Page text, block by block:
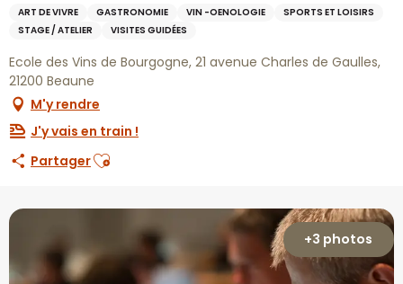
ART DE VIVRE GASTRONOMIE VIN -OENOLOGIE
SPORTS ET LOISIRS
STAGE / ATELIER
VISITES GUIDÉES
Ecole des Vins de Bourgogne, 21 avenue Charles de Gaulles,
21200 Beaune
M'y rendre
J'y vais en train !
PartagerAjouter aux favoris
+3 photos